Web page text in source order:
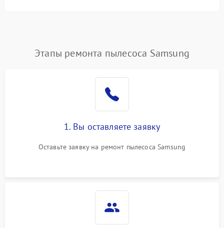
Этапы ремонта пылесоса Samsung
1. Вы оставляете заявку
Оставьте заявку на ремонт пылесоса Samsung